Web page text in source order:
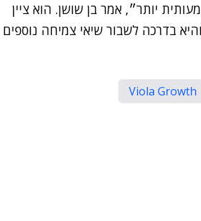
יותר״, אמר בן שושן. הוא ציין
בדרכה לשבור שיאי צמיחה נוספים
Viola Growth